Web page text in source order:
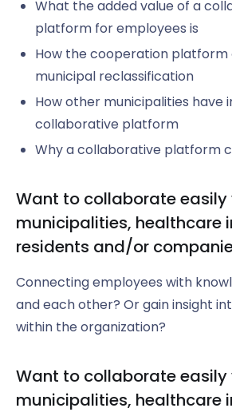
What the added value of a
platform for employees is
How the cooperation platform
municipal reclassification
How other municipalities have
collaborative platform
Why a collaborative platform
Want to collaborate easily
municipalities, healthcare
residents and/or
Connecting employees with
and each other? Or gain insight
within the organization?
Want to collaborate easily
municipalities, healthcare